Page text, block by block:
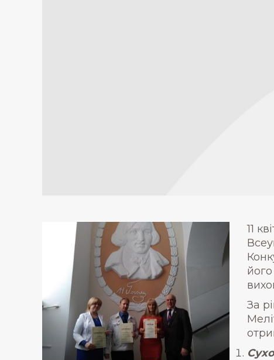
11
За